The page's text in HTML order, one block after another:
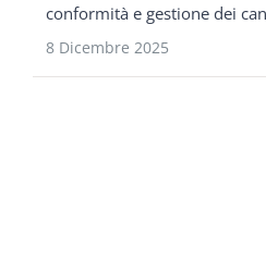
conformità e gestione dei
8 Dicembre 2025